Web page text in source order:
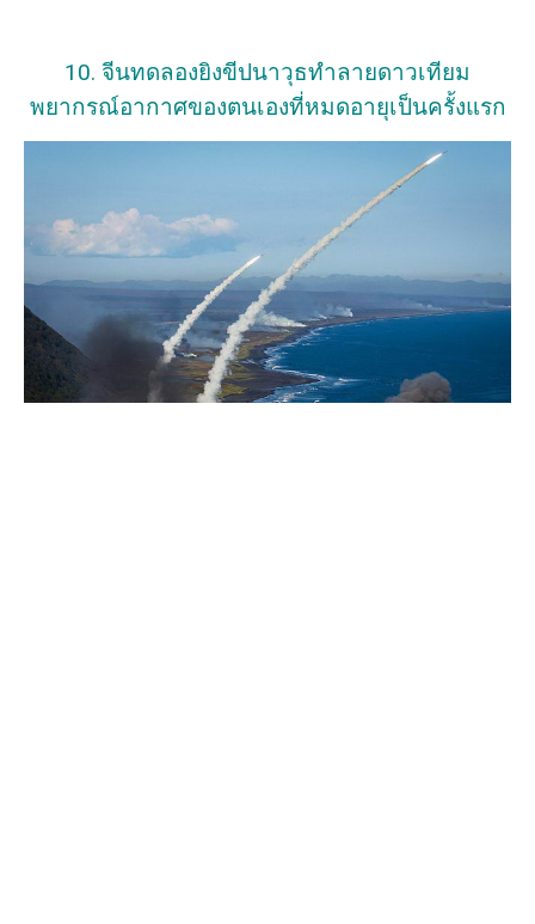
10. จีนทดลองยิงขีปนาวุธทำลายดาวเทียม
พยากรณ์อากาศของตนเองที่หมดอายุเป็นครั้งแรก